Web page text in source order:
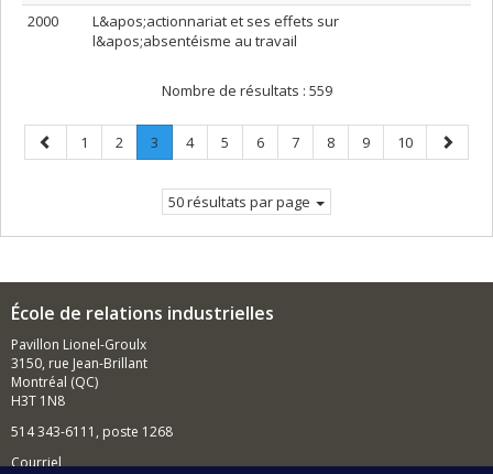
2000
L&apos;actionnariat et ses effets sur
l&apos;absentéisme au travail
Nombre de résultats : 559
Page
précédente
Page
1 Page
2 Page
3
Page
Page
4 Page
5 Page
6 Page
7 Page
8 Page
9 Page
10
Page
50 résultats par page
École de relations industrielles
Pavillon Lionel-Groulx
3150, rue Jean-Brillant
Montréal (QC)
H3T 1N8
514 343-6111, poste 1268
Courriel